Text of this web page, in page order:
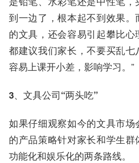
到一边了，根本起不到效果。
的文具，还会容易引起攀比
都建议我们家长，不要买乱七
容易上课开小差，影响学习。”
3、文具公司“两头吃”
如果仔细观察如今的文具市场
的产品策略针对家长和学生群
功能化和娱乐化的两条路线。